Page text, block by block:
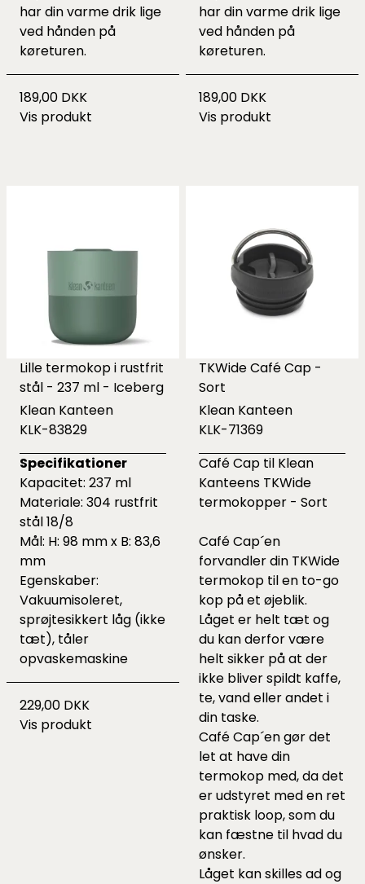
har din varme drik lige
ved hånden på
køreturen.
189,00 DKK
Vis produkt
har din varme drik lige
ved hånden på
køreturen.
189,00 DKK
Vis produkt
Lille termokop i rustfrit
stål - 237 ml - Iceberg
Klean Kanteen
KLK-83829
Specifikationer
Kapacitet: 237 ml
Materiale: 304 rustfrit
stål 18/8
Mål: H: 98 mm x B: 83,6
mm
Egenskaber:
Vakuumisoleret,
sprøjtesikkert låg (ikke
tæt), tåler
opvaskemaskine
229,00 DKK
Vis produkt
TKWide Café Cap -
Sort
Klean Kanteen
KLK-71369
Café Cap til Klean
Kanteens TKWide
termokopper - Sort
Café Cap´en
forvandler din TKWide
termokop til en to-go
kop på et øjeblik.
Låget er helt tæt og
du kan derfor være
helt sikker på at der
ikke bliver spildt kaffe,
te, vand eller andet i
din taske.
Café Cap´en gør det
let at have din
termokop med, da det
er udstyret med en ret
praktisk loop, som du
kan fæstne til hvad du
ønsker.
Låget kan skilles ad og